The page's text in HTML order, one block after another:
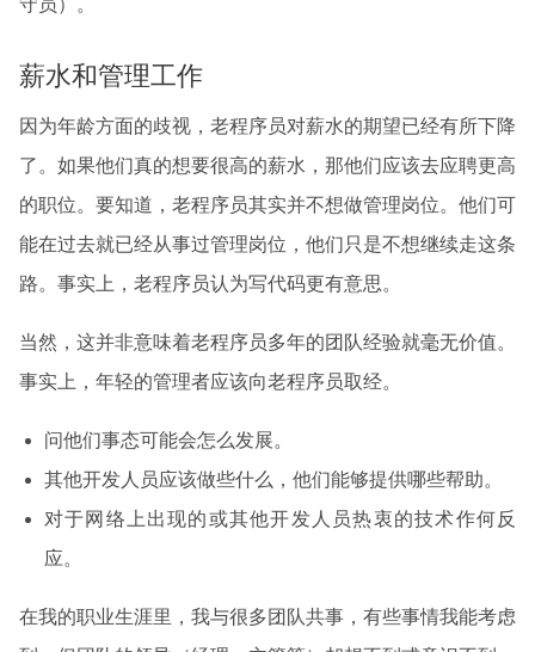
守员）。
薪水和管理工作
因为年龄方面的歧视，老程序员对薪水的期望已经有所下降
了。如果他们真的想要很高的薪水，那他们应该去应聘更高
的职位。要知道，老程序员其实并不想做管理岗位。他们可
能在过去就已经从事过管理岗位，他们只是不想继续走这条
路。事实上，老程序员认为写代码更有意思。
当然，这并非意味着老程序员多年的团队经验就毫无价值。
事实上，年轻的管理者应该向老程序员取经。
问他们事态可能会怎么发展。
其他开发人员应该做些什么，他们能够提供哪些帮助。
对于网络上出现的或其他开发人员热衷的技术作何反
应。
在我的职业生涯里，我与很多团队共事，有些事情我能考虑